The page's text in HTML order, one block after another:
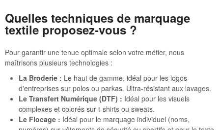
Quelles techniques de marquage
textile proposez-vous ?
Pour garantir une tenue optimale selon votre métier, nous
maîtrisons plusieurs technologies :
La Broderie : Le haut de gamme, idéal pour les logos
d'entreprises sur polos ou parkas. Ultra-résistant aux lavages.
Le Transfert Numérique (DTF) : Idéal pour les visuels
complexes et colorés sur t-shirts ou sweats.
Le Flocage : Idéal pour le marquage individuel (noms,